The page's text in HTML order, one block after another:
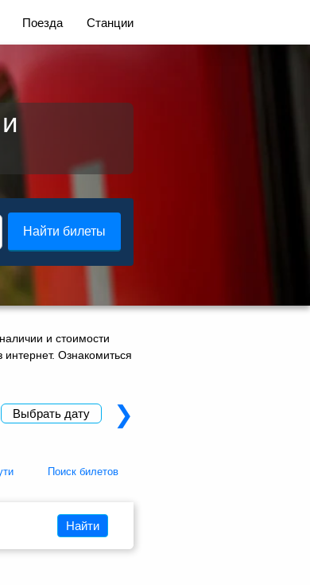
Поезда Станции
Найти билеты
и стоимости
Ознакомиться
Выбрать дату ❯
Поиск билетов
Найти